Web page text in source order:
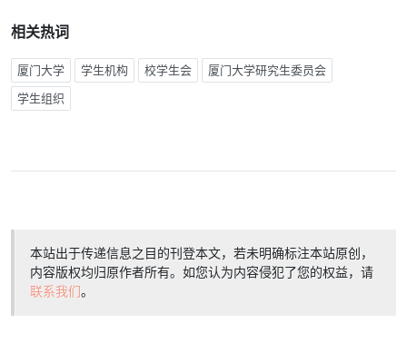
相关热词
厦门大学 学生机构 校学生会 厦门大学研究生委员会
学生组织
本站出于传递信息之目的刊登本文，若未明确标注本站原创，
内容版权均归原作者所有。如您认为内容侵犯了您的权益，请
联系我们。